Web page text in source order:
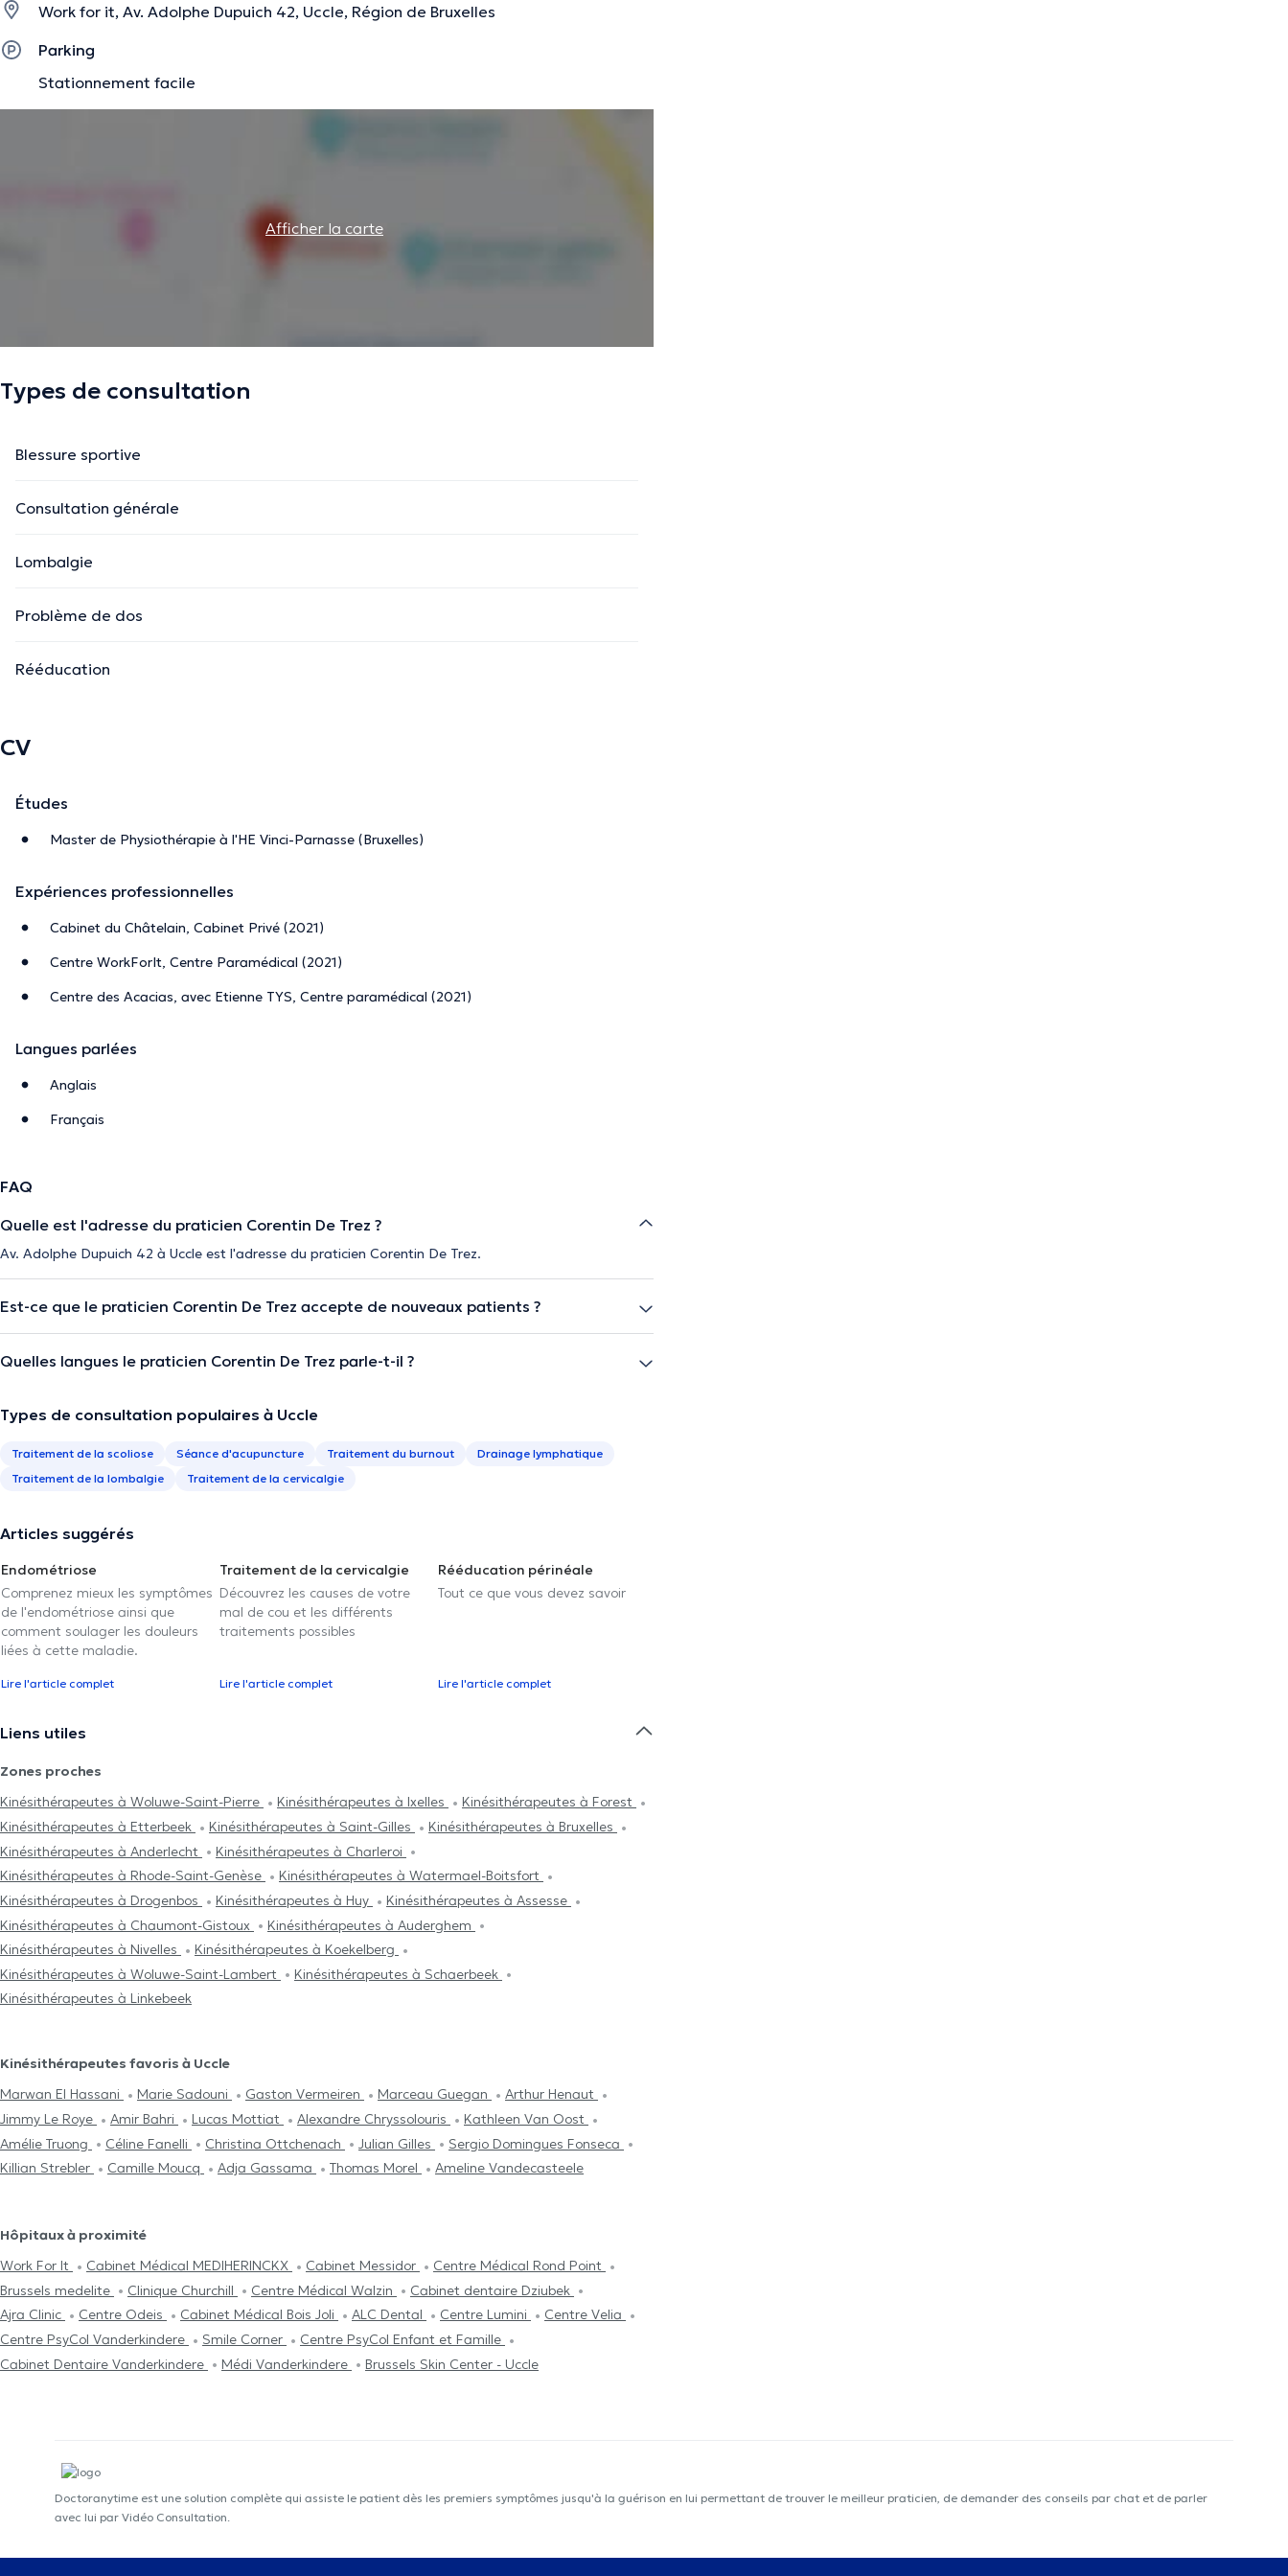
La description a été éditée par l'équipe de Doctoranytime et se base sur des informations vérifiées.
Work for it, Av. Adolphe Dupuich 42, Uccle, Région de Bruxelles
Parking
Stationnement facile
Afficher la carte
Types de consultation
Blessure sportive
Consultation générale
Lombalgie
Problème de dos
Rééducation
CV
Études
Master de Physiothérapie à l'HE Vinci-Parnasse (Bruxelles)
Expériences professionnelles
Cabinet du Châtelain, Cabinet Privé (2021)
Centre WorkForIt, Centre Paramédical (2021)
Centre des Acacias, avec Etienne TYS, Centre paramédical (2021)
Langues parlées
Anglais
Français
FAQ
Quelle est l'adresse du praticien Corentin De Trez ?
Av. Adolphe Dupuich 42 à Uccle est l'adresse du praticien Corentin De Trez.
Est-ce que le praticien Corentin De Trez accepte de nouveaux patients ?
Quelles langues le praticien Corentin De Trez parle-t-il ?
Types de consultation populaires à Uccle
Traitement de la scoliose Séance d'acupuncture Traitement du burnout
Drainage lymphatique
Traitement de la lombalgie
Traitement de la cervicalgie
Articles suggérés
Endométriose
Comprenez mieux les symptômes
de l'endométriose ainsi que
comment soulager les douleurs
liées à cette maladie.
Lire l'article complet
Traitement de la cervicalgie
Découvrez les causes de votre
mal de cou et les différents
traitements possibles
Lire l'article complet
Rééducation périnéale
Tout ce que vous devez savoir
Lire l'article complet
Liens utiles
Zones proches
Kinésithérapeutes à Woluwe-Saint-Pierre
Kinésithérapeutes à Ixelles
Kinésithérapeutes à Forest
Kinésithérapeutes à Etterbeek
Kinésithérapeutes à Saint-Gilles
Kinésithérapeutes à Bruxelles
Kinésithérapeutes à Anderlecht
Kinésithérapeutes à Charleroi
Kinésithérapeutes à Rhode-Saint-Genèse
Kinésithérapeutes à Watermael-Boitsfort
Kinésithérapeutes à Drogenbos
Kinésithérapeutes à Huy
Kinésithérapeutes à Assesse
Kinésithérapeutes à Chaumont-Gistoux
Kinésithérapeutes à Auderghem
Kinésithérapeutes à Nivelles
Kinésithérapeutes à Koekelberg
Kinésithérapeutes à Woluwe-Saint-Lambert
Kinésithérapeutes à Schaerbeek
Kinésithérapeutes à Linkebeek
Kinésithérapeutes favoris à Uccle
Marwan El Hassani
Marie Sadouni Gaston Vermeiren Marceau Guegan
Arthur Henaut
Jimmy Le Roye
Amir Bahri Lucas Mottiat Alexandre Chryssolouris
Kathleen Van Oost
Amélie Truong
Céline Fanelli Christina Ottchenach Julian Gilles
Sergio Domingues Fonseca
Killian Strebler
Camille Moucq Adja Gassama Thomas Morel Ameline Vandecasteele
Hôpitaux à proximité
Work For It
Cabinet Médical MEDIHERINCKX Cabinet Messidor
Centre Médical Rond Point
Brussels medelite
Clinique Churchill Centre Médical Walzin
Cabinet dentaire Dziubek
Ajra Clinic
Centre Odeis Cabinet Médical Bois Joli ALC Dental Centre Lumini
Centre Velia
Centre PsyCol Vanderkindere
Smile Corner
Centre PsyCol Enfant et Famille
Cabinet Dentaire Vanderkindere
Médi Vanderkindere Brussels Skin Center - Uccle
Doctoranytime est une solution complète qui assiste le patient dès les premiers symptômes jusqu'à la guérison en lui permettant de trouver le meilleur praticien, de demander des conseils par chat et de parler
avec lui par Vidéo Consultation.